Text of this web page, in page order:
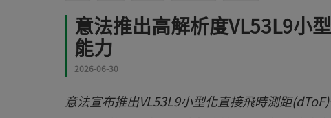
意法推出高解析度VL53L9小
能力
2026-06-30
意法宣布推出VL53L9小型化直接飛時測距